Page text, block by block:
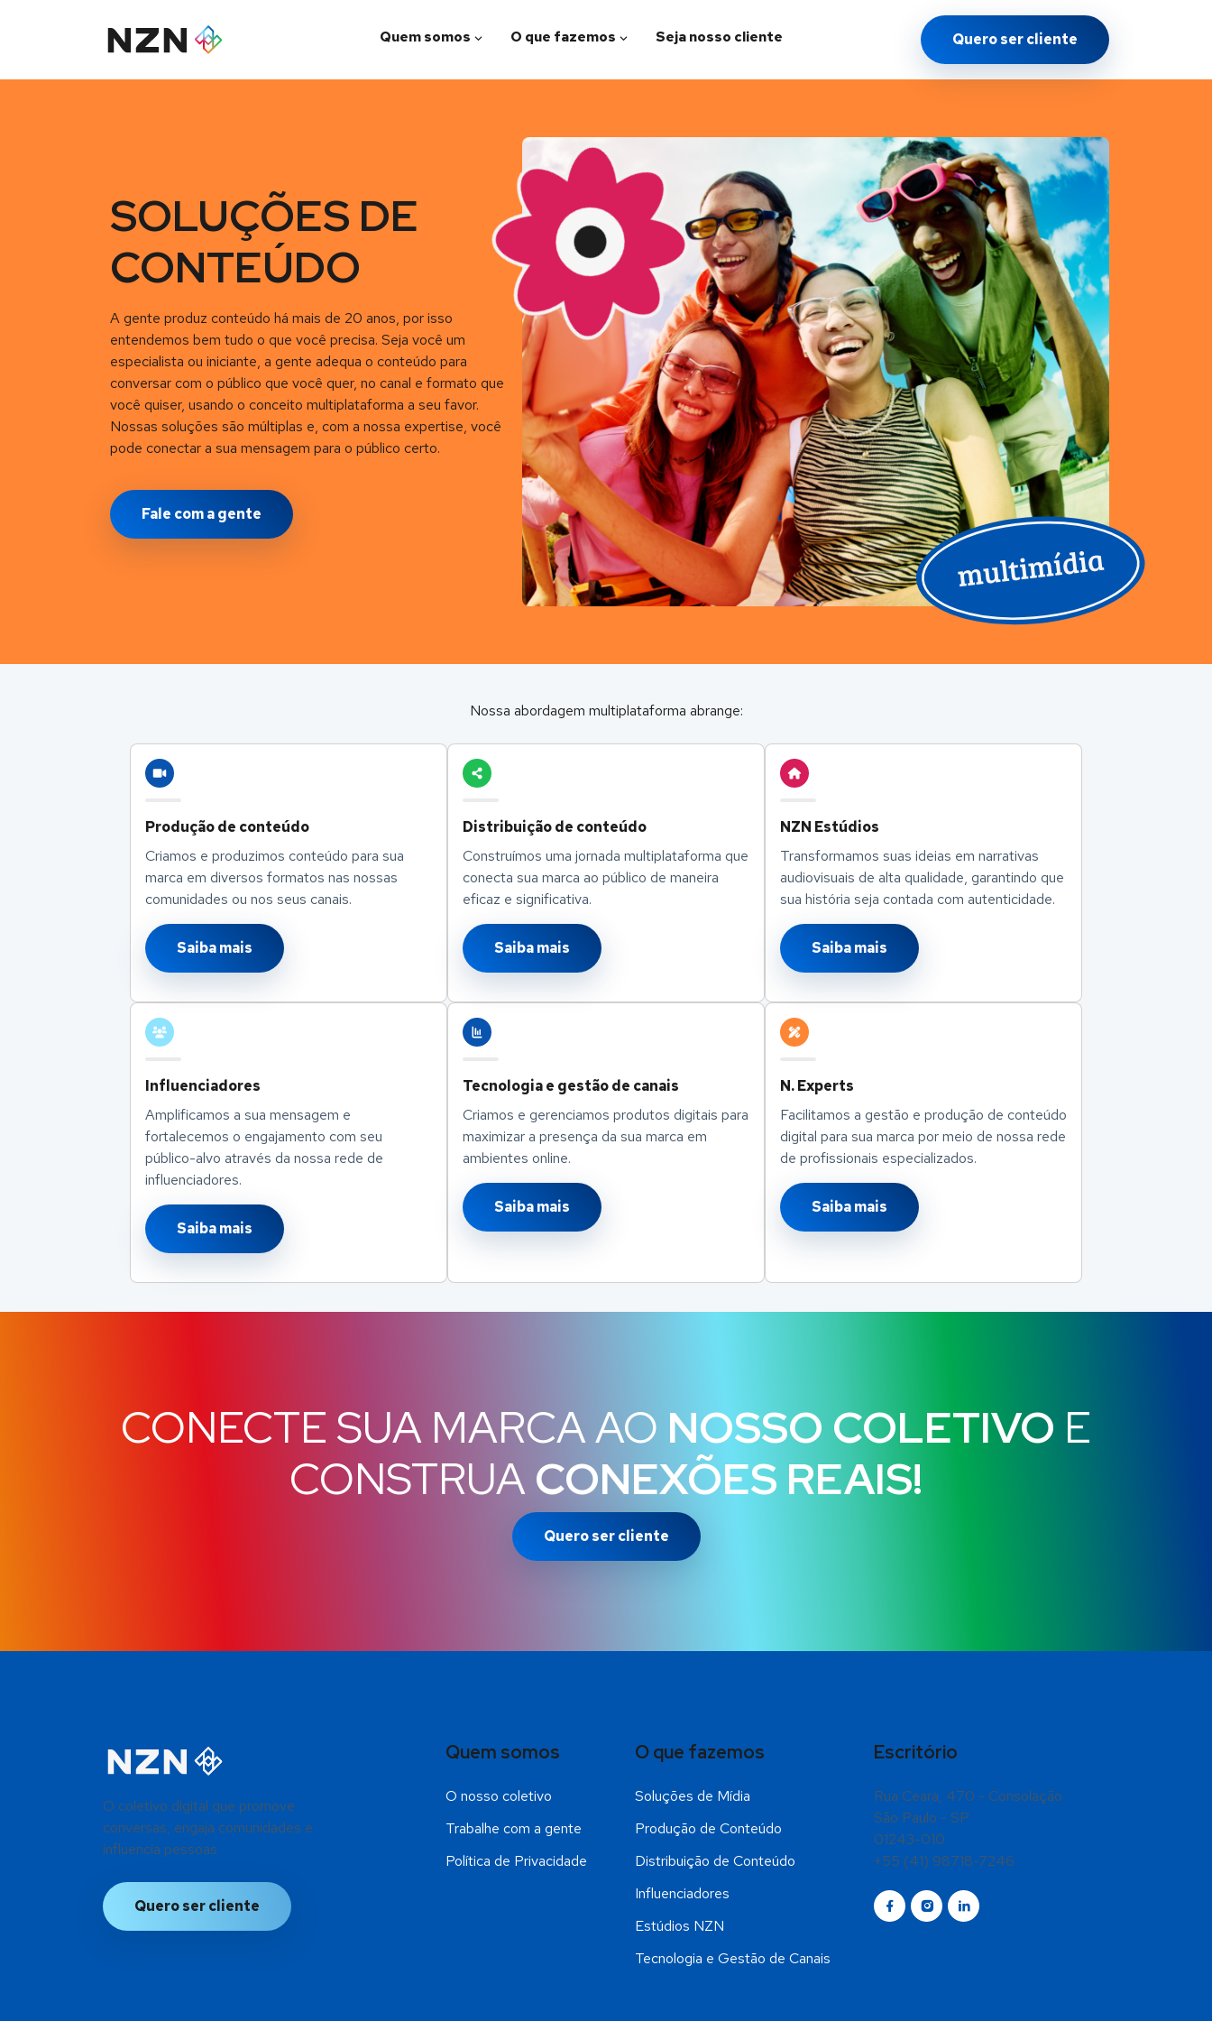
Quem somos O que fazemos Seja nosso cliente Quero ser cliente
SOLUÇÕES DE
CONTEÚDO
A gente produz conteúdo há mais de 20 anos, por isso
entendemos bem tudo o que você precisa. Seja você um
especialista ou iniciante, a gente adequa o conteúdo para
conversar com o público que você quer, no canal e formato que
você quiser, usando o conceito multiplataforma a seu favor.
Nossas soluções são múltiplas e, com a nossa expertise, você
pode conectar a sua mensagem para o público certo.
Fale com a gente
Nossa abordagem multiplataforma abrange:
Produção de conteúdo
Criamos e produzimos conteúdo para sua
marca em diversos formatos nas nossas
comunidades ou nos seus canais.
Saiba mais
Distribuição de conteúdo
Construímos uma jornada multiplataforma que
conecta sua marca ao público de maneira
eficaz e significativa.
Saiba mais
NZN Estúdios
Transformamos suas ideias em narrativas
audiovisuais de alta qualidade, garantindo que
sua história seja contada com autenticidade.
Saiba mais
Influenciadores
Amplificamos a sua mensagem e
fortalecemos o engajamento com seu
público-alvo através da nossa rede de
influenciadores.
Saiba mais
Tecnologia e gestão de canais
Criamos e gerenciamos produtos digitais para
maximizar a presença da sua marca em
ambientes online.
Saiba mais
N. Experts
Facilitamos a gestão e produção de conteúdo
digital para sua marca por meio de nossa rede
de profissionais especializados.
Saiba mais
CONECTE SUA MARCA AO NOSSO COLETIVO E
CONSTRUACONEXÕES REAIS!
Quero ser cliente
O coletivo digital que promove
conversas, engaja comunidades e
influencia pessoas
Quero ser cliente
Quem somos
O nosso coletivo
Trabalhe com a gente
Política de Privacidade
O que fazemos
Soluções de Mídia
Produção de Conteúdo
Distribuição de Conteúdo
Influenciadores
Estúdios NZN
Tecnologia e Gestão de Canais
Escritório
Rua Ceará, 470 - Consolação
São Paulo - SP
01243-010
+55 (41) 98718-7246